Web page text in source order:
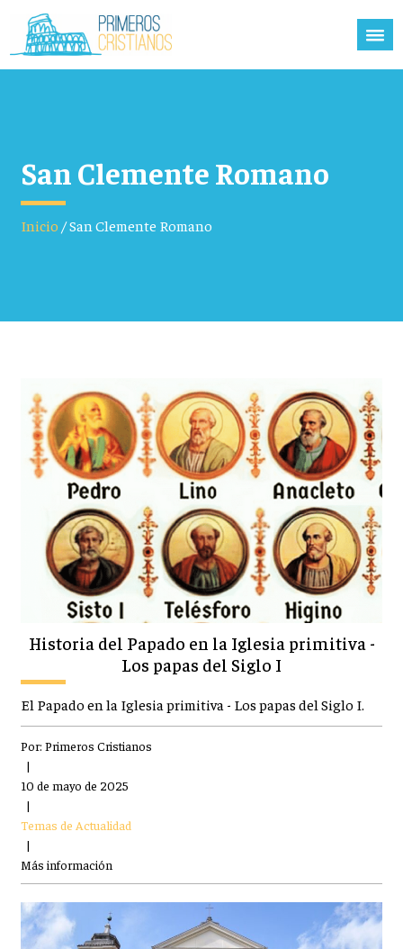
San Clemente Romano
Inicio/San Clemente Romano
Historia del Papado en la Iglesia primitiva -
Los papas del Siglo I
El Papado en la Iglesia primitiva - Los papas del Siglo I.
Por: Primeros Cristianos
|
10 de mayo de 2025
|
Temas de Actualidad
|
Más información